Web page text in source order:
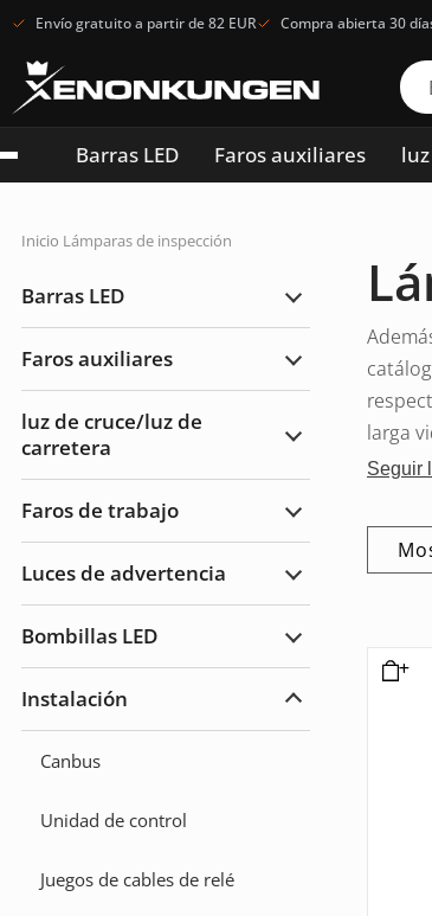
Envío gratuito a partir de 82 EUR Compra abierta 30
Barras LED Faros auxiliares
Inicio Lámparas de inspección
Barras LED
Ampliar
Faros auxiliares
Ampliar
luz de cruce/luz de
carretera
Ampliar
de
de
Faros de trabajo
Ampliar
trabajo
Luces de advertencia
Ampliar
advertencia
Bombillas LED
Ampliar
Instalación
Ampliar
Canbus
Unidad de control
Juegos de cables de relé
larga
Seguir